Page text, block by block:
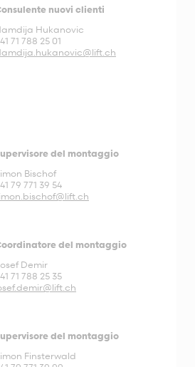
nuovi clienti
Hukanovic
71 788 25 01
del montaggio
Bischof
79 771 39 54
del montaggio
Demir
71 788 25 35
del montaggio
Finsterwald